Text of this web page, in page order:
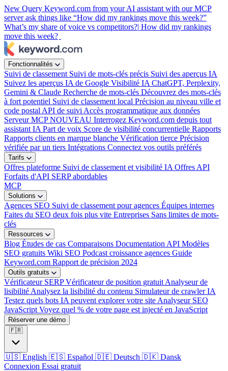
New Query Keyword.com from your AI assistant with our MCP
server ask things like “How did my rankings move this week?”
What’s my share of voice vs competitors?| How did my rankings
move this week?
Fonctionnalités
Suivi de classement Suivi de mots-clés précis Suivi des aperçus IA
Suivez les aperçus IA de Google Visibilité IA ChatGPT, Perplexity,
Gemini & Claude Recherche de mots-clés Découvrez des mots-clés
à fort potentiel Suivi de classement local Précision au niveau ville et
code postal API de suivi Accès programmatique aux données
Serveur MCPNOUVEAU Interrogez Keyword.com depuis tout
assistant IA Part de voix Score de visibilité concurrentielle Rapports
Rapports clients en marque blanche Vérification tierce Précision
vérifiée par un tiers Intégrations Connectez vos outils préférés
Tarifs
Offres plateforme Suivi de classement et visibilité IA Offres API
Forfaits d'API SERP abordables
MCP
Solutions
Agences SEO Suivi de classement pour agences Équipes internes
Faites du SEO deux fois plus vite Entreprises Sans limites de mots-
clés
Ressources
Blog Études de cas Comparaisons Documentation API Modèles
SEO gratuits Wiki SEO Podcast croissance agences Guide
Keyword.com Rapport de précision 2024
Outils gratuits
Vérificateur SERPVérificateur de position gratuit Analyseur de
lisibilité Analysez la lisibilité du contenu Simulateur de crawler IA
Testez quels bots IA peuvent explorer votre site Analyseur SEO
JavaScript Voyez quel % de votre page est injecté en JavaScript
Réserver une démo
🇫🇷
🇺🇸 English 🇪🇸 Español 🇩🇪 Deutsch 🇩🇰 Dansk
Connexion Essai gratuit